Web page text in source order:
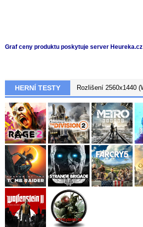
Graf ceny produktu poskytuje server Heureka.cz
HERNÍ TESTY